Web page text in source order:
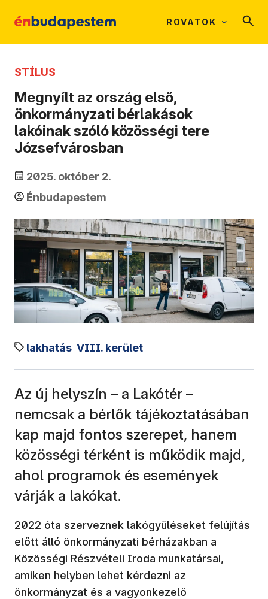
ROVATOK
STÍLUS
Megnyílt az ország első,
önkormányzati bérlakások
lakóinak szóló közösségi tere
Józsefvárosban
2025. október 2.
Énbudapestem
lakhatás VIII. kerület
Az új helyszín – a Lakótér –
nemcsak a bérlők tájékoztatásában
kap majd fontos szerepet, hanem
közösségi térként is működik majd,
ahol programok és események
várják a lakókat.
2022 óta szerveznek lakógyűléseket felújítás
előtt álló önkormányzati bérházakban a
Közösségi Részvételi Iroda munkatársai,
amiken helyben lehet kérdezni az
önkormányzat és a vagyonkezelő